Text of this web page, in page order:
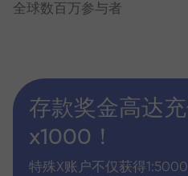
全球数百万参与者
存款奖金高达
x1000！
特殊X账户不仅获得